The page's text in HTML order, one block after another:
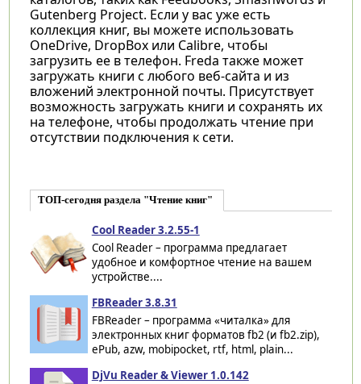
Gutenberg Project. Если у вас уже есть
коллекция книг, вы можете использовать
OneDrive, DropBox или Calibre, чтобы
загрузить ее в телефон. Freda также может
загружать книги с любого веб-сайта и из
вложений электронной почты. Присутствует
возможность загружать книги и сохранять их
на телефоне, чтобы продолжать чтение при
отсутствии подключения к сети.
ТОП-сегодня раздела "Чтение книг"
Cool Reader 3.2.55-1
Cool Reader – программа предлагает
удобное и комфортное чтение на вашем
устройстве....
FBReader 3.8.31
FBReader – программа «читалка» для
электронных книг форматов fb2 (и fb2.zip),
ePub, azw, mobipocket, rtf, html, plain...
DjVu Reader & Viewer 1.0.142